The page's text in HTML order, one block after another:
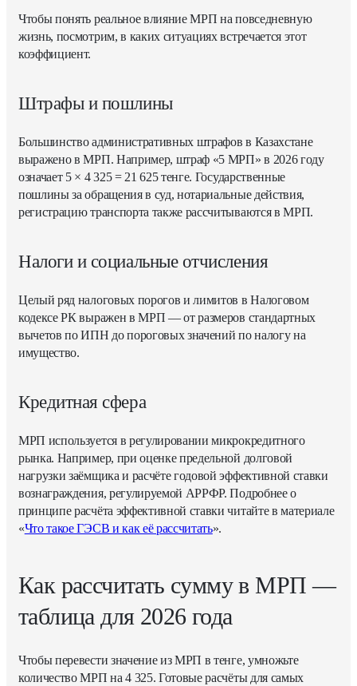
Чтобы понять реальное влияние МРП на повседневную
жизнь, посмотрим, в каких ситуациях встречается этот
коэффициент.
Штрафы и пошлины
Большинство административных штрафов в Казахстане
выражено в МРП. Например, штраф «5 МРП» в 2026 году
означает 5 × 4 325 = 21 625 тенге. Государственные
пошлины за обращения в суд, нотариальные действия,
регистрацию транспорта также рассчитываются в МРП.
Налоги и социальные отчисления
Целый ряд налоговых порогов и лимитов в Налоговом
кодексе РК выражен в МРП — от размеров стандартных
вычетов по ИПН до пороговых значений по налогу на
имущество.
Кредитная сфера
МРП используется в регулировании микрокредитного
рынка. Например, при оценке предельной долговой
нагрузки заёмщика и расчёте годовой эффективной ставки
вознаграждения, регулируемой АРРФР. Подробнее о
принципе расчёта эффективной ставки читайте в материале
«Что такое ГЭСВ и как её рассчитать».
Как рассчитать сумму в МРП —
таблица для 2026 года
Чтобы перевести значение из МРП в тенге, умножьте
количество МРП на 4 325. Готовые расчёты для самых